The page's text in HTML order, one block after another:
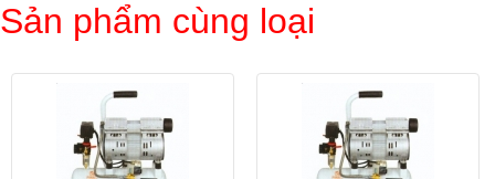
Sản phẩm cùng loại